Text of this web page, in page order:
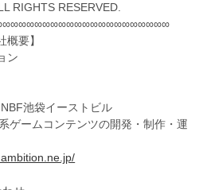
RIGHTS RESERVED.
要】
ン
池袋イーストビル
ゲームコンテンツの開発・制作・運